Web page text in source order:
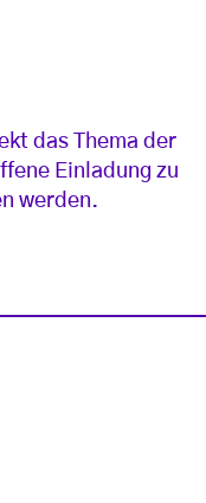
das Thema der
Einladung zu
werden.